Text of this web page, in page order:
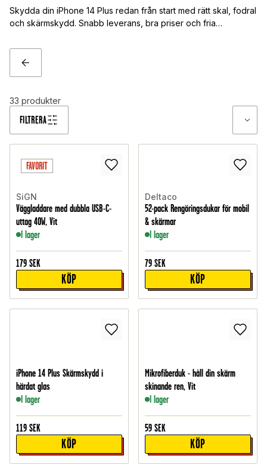
Skydda din iPhone 14 Plus redan från start med rätt skal, fodral
och skärmskydd. Snabb leverans, bra priser och fria
TILLBAKA
FILTRERA
33 produkter
FAVORIT
SiGN
Väggladdare med dubbla USB-C-
uttag 40W, Vit
I lager
179 SEK
KÖP
Deltaco
52-pack Rengöringsdukar för mobil
& skärmar
I lager
79 SEK
KÖP
iPhone 14 Plus Skärmskydd i
härdat glas
I lager
119 SEK
KÖP
Mikrofiberduk - håll din skärm
skinande ren, Vit
I lager
59 SEK
KÖP